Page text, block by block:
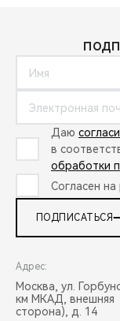
Даю
в
обработки
Согласен на
ПОДПИСАТЬСЯ
Адрес:
Москва, ул.
км МКАД, внешняя
сторона), д. 14